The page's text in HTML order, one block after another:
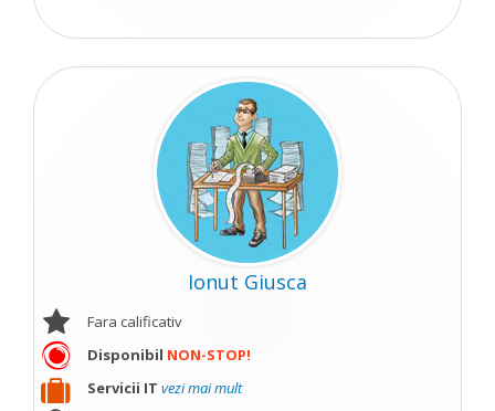
Ionut Giusca
Fara calificativ
Disponibil NON-STOP!
Servicii IT vezi mai mult